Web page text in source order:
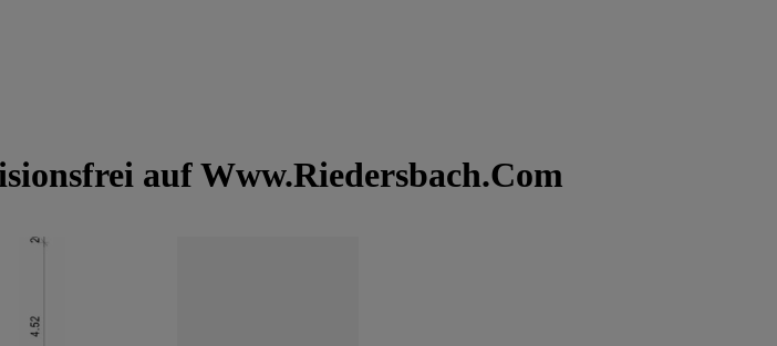
auf Www.Riedersbach.Com